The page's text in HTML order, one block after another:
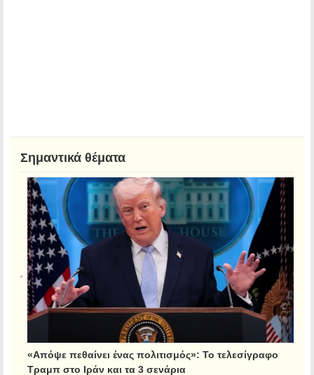
Σημαντικά θέματα
«Απόψε πεθαίνει ένας πολιτισμός»: Το τελεσίγραφο
Τραμπ στο Ιράν και τα 3 σενάρια